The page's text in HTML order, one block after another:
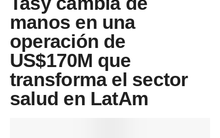
manos en una
operación de
US$170M que
transforma el sector
salud en LatAm